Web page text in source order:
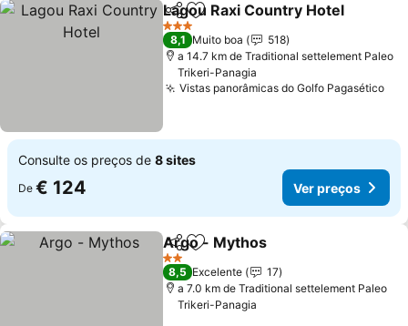
PartilharAdicionar aos favoritos
Lagou Raxi Country Hotel
3 Estrelas
8,1 Muito boa
518
a 14.7 km de Traditional settelement Paleo
Trikeri-Panagia
Vistas panorâmicas do Golfo Pagasético
Consulte os preços de 8 sites
De € 124 Ver preços
PartilharAdicionar aos favoritos
Argo - Mythos
2 Estrelas
8,5 Excelente
17
a 7.0 km de Traditional settelement Paleo
Trikeri-Panagia